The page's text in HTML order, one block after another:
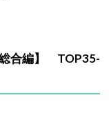
総合編】 TOP35-